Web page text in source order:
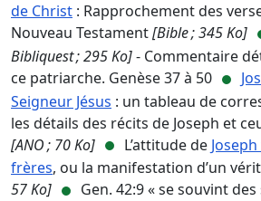
de Christ : Rapprochement des
Nouveau Testament[Bible ; 345 Ko]
Bibliquest ; 295 Ko]- Commentaire
ce patriarche. Genèse 37 à 50
Seigneur Jésus : un tableau de
les détails des récits de Joseph et
[ANO ; 70 Ko]
L’attitude de
frères, ou la manifestation d’un
57 Ko]
Gen. 42:9 « se souvint